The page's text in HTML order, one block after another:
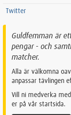
Twitter
Guldfemman är
pengar - och
matcher.
Alla är välkomna
anpassar tävlingen
Vill ni medverka
er på vår startsida.